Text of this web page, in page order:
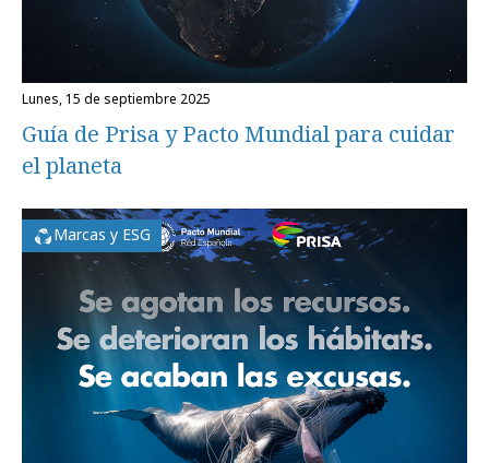
lunes, 15 de septiembre 2025
Guía de Prisa y Pacto Mundial para cuidar
el planeta
Marcas y ESG